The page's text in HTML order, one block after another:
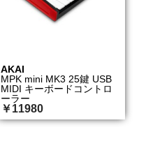
AKAI
MPK mini MK3 25鍵 USB
MIDI キーボードコントロ
ーラー
￥11980